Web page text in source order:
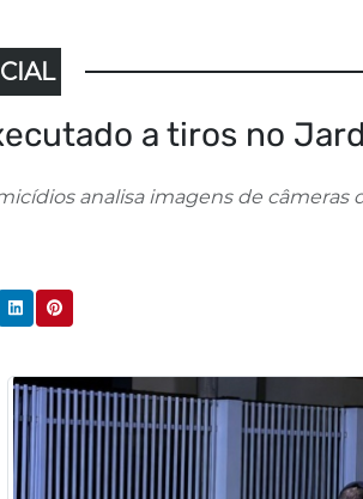
a tiros no
analisa imagens de